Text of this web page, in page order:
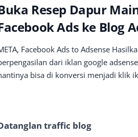
Resep Dapur
Ads ke Blog
Facebook Ads to Adsense
dari iklan google
bisa di konversi menjadi klik
traffic blog